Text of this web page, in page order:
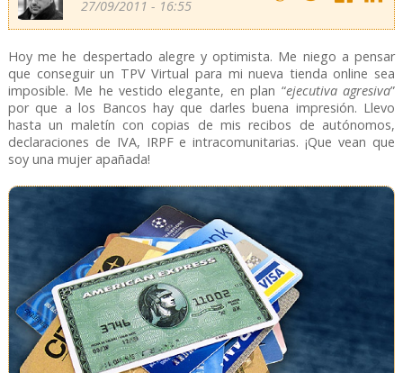
27/09/2011 - 16:55
Hoy me he despertado alegre y optimista. Me niego a pensar
que conseguir un TPV Virtual para mi nueva tienda online sea
imposible. Me he vestido elegante, en plan “ejecutiva agresiva”
por que a los Bancos hay que darles buena impresión. Llevo
hasta un maletín con copias de mis recibos de autónomos,
declaraciones de IVA, IRPF e intracomunitarias. ¡Que vean que
soy una mujer apañada!